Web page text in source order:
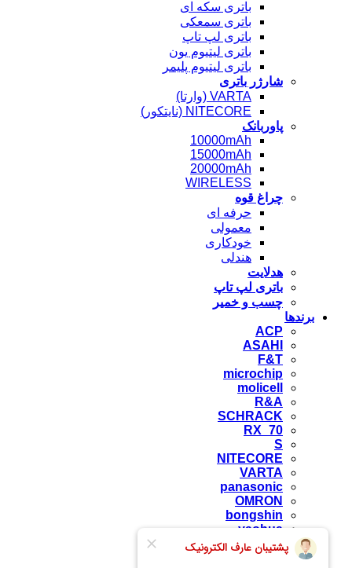
باتری سکه ای
باتری سمعکی
باتری لپ تاپ
باتری لیتیوم یون
باتری لیتیوم پلیمر
شارژر باتری
VARTA (وارتا)
NITECORE (نایتکور)
پاوربانک
10000mAh
15000mAh
20000mAh
WIRELESS
چراغ قوه
حرفه ای
معمولی
خودکاری
هندلی
هدلایت
باتری لپ تاپ
چسب و خمیر
برندها
ACP
ASAHI
F&T
microchip
molicell
R&A
SCHRACK
RX_70
S
NITECORE
VARTA
panasonic
OMRON
bongshin
yaohua
camos
zemic